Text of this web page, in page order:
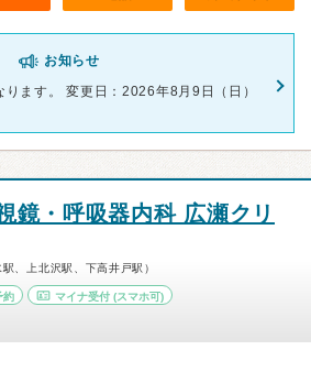
お知らせ
ます。 変更日：2026年8月9日（日）
鏡・呼吸器内科 広瀬クリ
、上北沢駅、下高井戸駅）
約 マイナ受付 (スマホ可)